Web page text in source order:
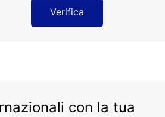
Verifica
con la tua